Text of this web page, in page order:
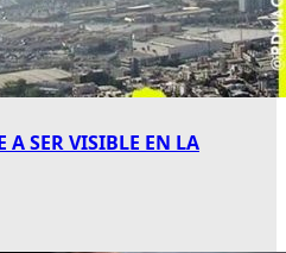
SER VISIBLE EN LA